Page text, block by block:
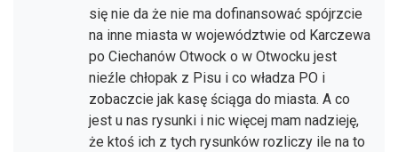
się nie da że nie ma dofinansować spójrzcie
na inne miasta w województwie od Karczewa
po Ciechanów Otwock o w Otwocku jest
nieźle chłopak z Pisu i co władza PO i
zobaczcie jak kasę ściąga do miasta. A co
jest u nas rysunki i nic więcej mam nadzieję,
że ktoś ich z tych rysunków rozliczy ile na to